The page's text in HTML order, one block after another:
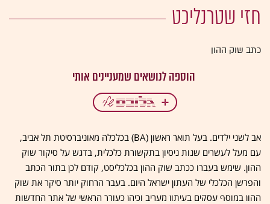
חזי שטרנליכט
כתב שוק ההון
אב לשני ילדים. בעל תואר ראשון (BA) בכלכלה מאוניברסיטת תל אביב,
עם מעל לעשרים שנות ניסיון בתקשורת כלכלית, בדגש על סיקור שוק
ההון. שימש בעברו ככתב שוק ההון בכלכליסט, קודם לכן בתור הכתב
והפרשן הכלכלי של העתון ישראל היום. בעבר הרחוק יותר סיקר את שוק
ההון במוסף עסקים בעיתון מעריב וכיהן כעורך הראשי של אתר החדשות